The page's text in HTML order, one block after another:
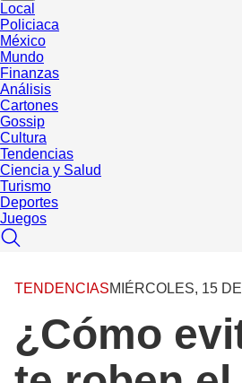
Local
Policiaca
México
Mundo
Finanzas
Análisis
Cartones
Gossip
Cultura
Tendencias
Ciencia y Salud
Turismo
Deportes
Juegos
TENDENCIASMIÉRCOLES, 15
¿Cómo